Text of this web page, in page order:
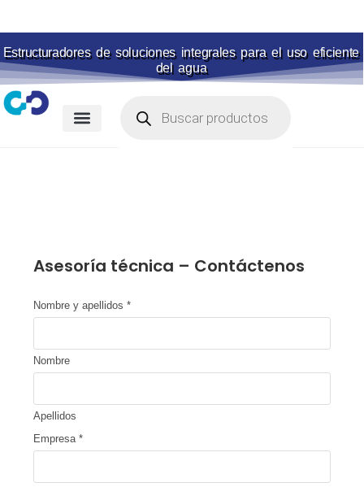
Estructuradores de soluciones integrales para el uso eficiente
del agua
Asesoría técnica – Contáctenos
Nombre y apellidos*
Nombre
Apellidos
Empresa*